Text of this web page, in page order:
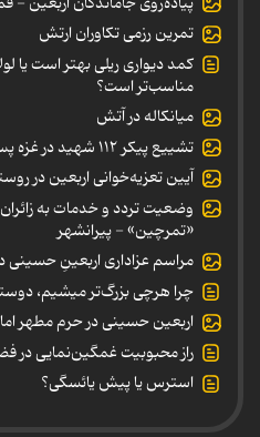
تمرین رزمی تکاوران ارتش
کمد دیواری ریلی بهتر است یا
مناسب‌تر است؟
میانکاله در آتش
تشییع پیکر ۱۱۲ شهید در غزه پس از ۳ سال زیر آوار ماندن
آیین تعزیه‌خوانی اربعین در
وضعیت تردد و خدمات به
«تمرچین» - پیرانشهر
مراسم عزاداری اربعینِ حسینی
چرا هرچی بزرگ‌تر میشیم،
اربعین حسینی در حرم مطهر
راز محبوبیت غمگین‌نمایی در
استرس یا پیش یائسگی؟